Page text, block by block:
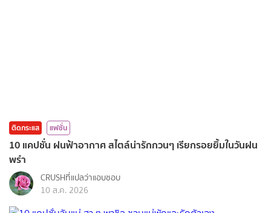
ติดกระแส แฟชั่น
10 แคปชั่น ฝนฟ้าอากาศ สไตล์น่ารักกวนๆ เรียกรอยยิ้มในวันฝน
พรำ
CRUSHที่แปลว่าแอบชอบ
10 ส.ค. 2026